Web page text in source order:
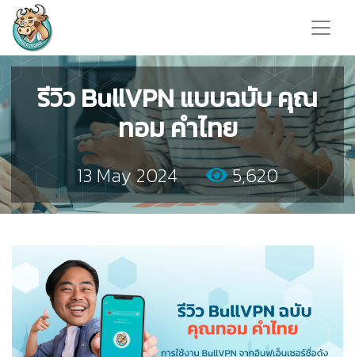
รีวิว BullVPN แบบฉบับ คุณ
ทอม คำไทย
13 May 2024 5,620